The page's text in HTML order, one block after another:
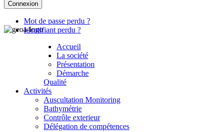
Mot de passe perdu ?
Identifiant perdu ?
Accueil
La société
Présentation
Démarche
Qualité
Activités
Auscultation Monitoring
Bathymétrie
Contrôle exterieur
Délégation de compétences